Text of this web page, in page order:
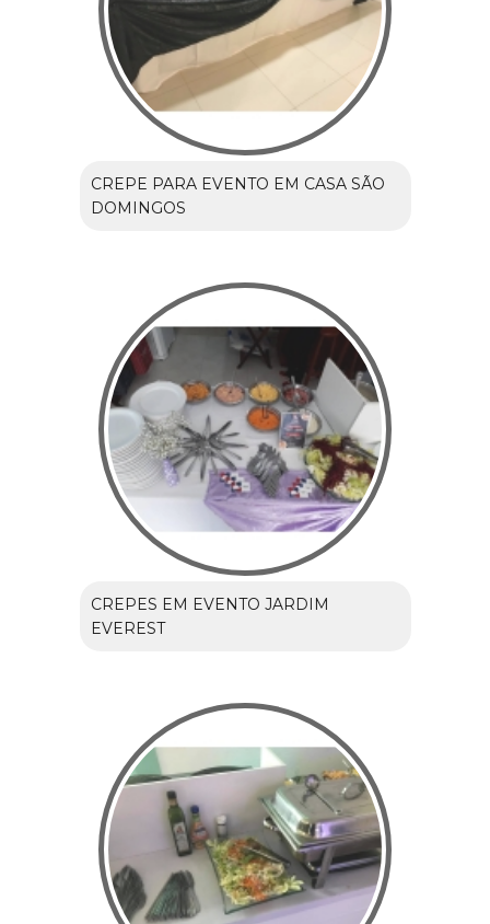
CREPE PARA EVENTO EM CASA SÃO
DOMINGOS
CREPES EM EVENTO JARDIM
EVEREST